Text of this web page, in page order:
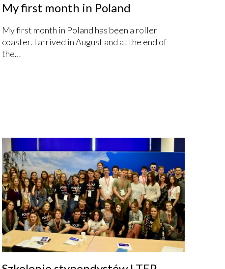
My first month in Poland
My first month in Poland has been a roller
coaster. I arrived in August and at the end of
the…